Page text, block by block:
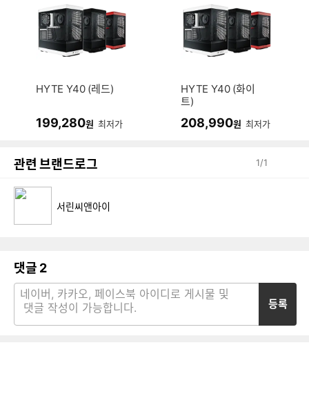
HYTE Y40 (레드)
199,280원 최저가
HYTE Y40 (화이
트)
208,990원 최저가
관련 브랜드로그 1/1
서린씨앤아이
댓글 2
등록